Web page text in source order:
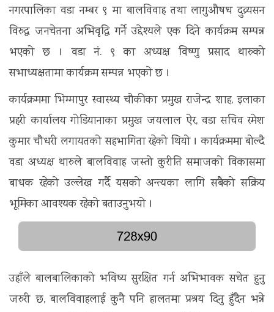
नगरपालिका वडा नम्बर ९ मा बालविवाह तथा लागुऔषध दुव्र्यसन
विरुद्ध जनचेतना अभिवृद्धि गर्ने उद्देश्यले एक दिने कार्यक्रम सम्पन्न
भएको छ । वडा नं. ९ का अध्यक्ष विष्णु प्रसाद थारुको
सभाध्यक्षतामा कार्यक्रम सम्पन्न भएको छ ।
कार्यक्रममा भिम्मापुर स्वास्थ्य चौकीका प्रमुख राजेन्द्र शाह, इलाका
प्रहरी कार्यालय गोडियानाका प्रमुख जयलाल ऐर, वडा सचिव रमेश
कुमार चौधरी लगायतको सहभागिता रहेको थियो । कार्यक्रममा बोल्दै
वडा अध्यक्ष थारुले बालविवाह जस्तो कुरीति समाजको विकासमा
बाधक रहेको उल्लेख गर्दै यसको अन्त्यका लागि सबैको सक्रिय
भूमिका आवश्यक रहेको बताउनुभयो ।
उहाँले बालबालिकाको भविष्य सुरक्षित गर्न अभिभावक सचेत हुनु
जरुरी छ, बालविवाहलाई कुनै पनि हालतमा प्रश्रय दिनु हुँदैन भन्ने